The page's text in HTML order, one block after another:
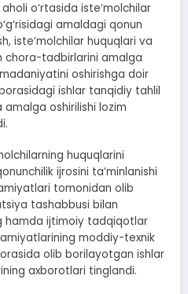
o‘rtasida iste’molchilar
amaldagi qonun
iste’molchilar huquqlari va
chora-tadbirlarini amalga
oshirishga doir
ishlar tanqidiy tahlil
amalga oshirilishi lozim
huquqlarini
ijrosini ta’minlanishi
tomonidan olib
tashabbusi bilan
hamda ijtimoiy tadqiqotlar
moddiy-texnik
olib borilayotgan ishlar
axborotlari tinglandi.